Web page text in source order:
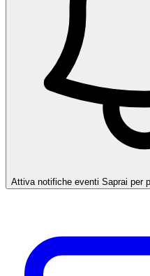
Attiva notifiche eventi Saprai per